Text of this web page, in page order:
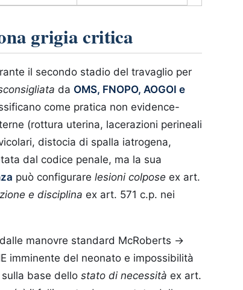
grigia critica
il secondo stadio del travaglio per
da OMS, FNOPO, AOGOI e
come pratica non evidence-
(rottura uterina, lacerazioni perineali
distocia di spalla iatrogena,
dal codice penale, ma la sua
può configurare lesioni colpose ex art.
e disciplina ex art. 571 c.p. nei
manovre standard McRoberts →
imminente del neonato e impossibilità
base dello stato di necessità ex art.